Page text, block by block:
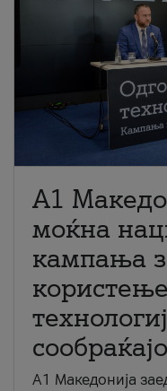
A1
моќна
кампања
A1 Македонија